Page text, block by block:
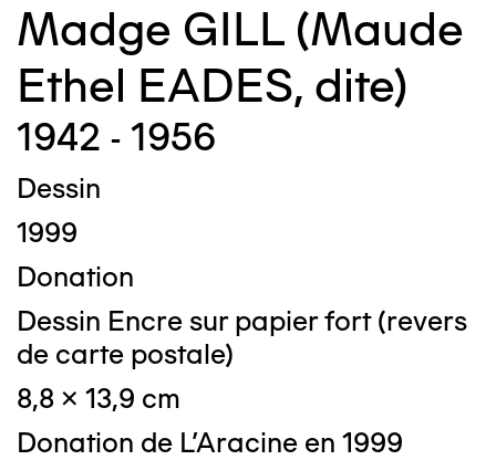
Madge GILL (Maude
Ethel EADES, dite)
1942 - 1956
Dessin
1999
Donation
Dessin Encre sur papier fort (revers
de carte postale)
8,8 x 13,9 cm
Donation de L'Aracine en 1999